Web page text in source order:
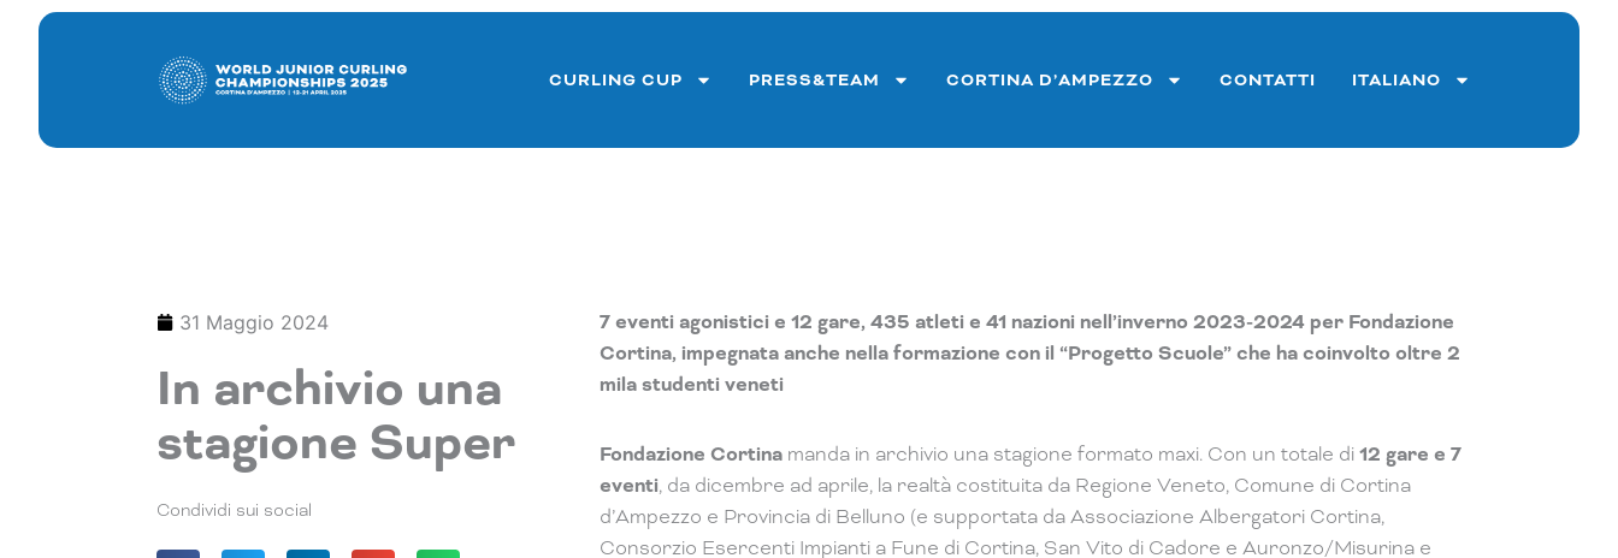
CURLING CUP PRESS&TEAM CORTINA D’AMPEZZO CONTATTI ITALIANO
31 Maggio 2024
In archivio una
stagione Super
Condividi sui social
7 eventi agonistici e 12 gare, 435 atleti e 41 nazioni nell’inverno 2023-2024 per Fondazione
Cortina, impegnata anche nella formazione con il “Progetto Scuole” che ha coinvolto oltre 2
mila studenti veneti
Fondazione Cortinamanda in archivio una stagione formato maxi. Con un totale di12 gare e 7
eventi, da dicembre ad aprile, la realtà costituita da Regione Veneto, Comune di Cortina
d’Ampezzo e Provincia di Belluno (e supportata da Associazione Albergatori Cortina,
Consorzio Esercenti Impianti a Fune di Cortina, San Vito di Cadore e Auronzo/Misurina e